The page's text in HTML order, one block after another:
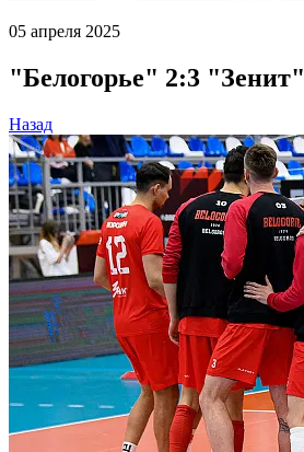
05 апреля 2025
"Белогорье" 2:3 "Зенит"
Назад